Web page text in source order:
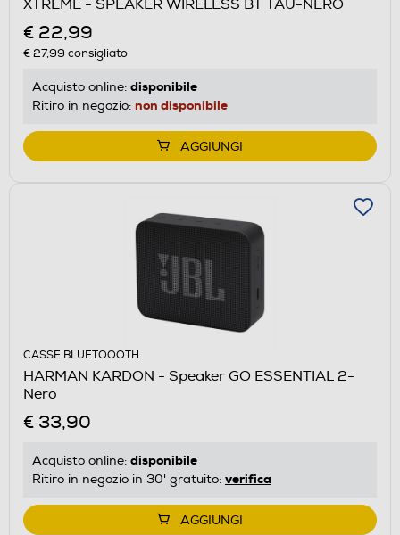
XTREME - SPEAKER WIRELESS BT TAU-NERO
€ 22,99
€ 27,99 consigliato
Acquisto online: disponibile
Ritiro in negozio: non disponibile
AGGIUNGI
CASSE BLUETOOOTH
HARMAN KARDON - Speaker GO ESSENTIAL 2-
Nero
€ 33,90
Acquisto online: disponibile
Ritiro in negozio in 30' gratuito: verifica
AGGIUNGI